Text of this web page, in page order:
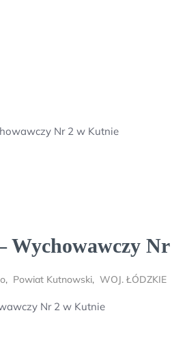
Nr 2 w Kutnie
Wychowawczy
, Powiat Kutnowski, WOJ. ŁÓDZKIE
Nr 2 w Kutnie